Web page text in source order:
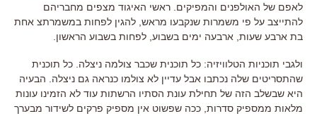
לאפם של האולפנים והמפיקים. ראשי האיגוד מצפים מחבריהם
להתייצב על פי משמרות שנקבעו מראש, להגין לפחות במשמרתצ אחת
בת ארבע שעות, ארבעה ימים בשבוע, לפחות בשבוע הראשון.
ולגבי תוכניות הטלוויזיה: כל תוכנית שכבר צולמה ניצלה. כל תוכנית
שהתסריטים שלה נכתבו אבל עדיין לא צולמו כנראה גם ניצלה. הבעיה
היא שבשלב הזה של תחילת עונת הסתיו הרשתות עוד לא הזמינו עונות
מלאות ממספיק סדרות, ככה שפשוט אין מספיק פרקים לשידור מבערך